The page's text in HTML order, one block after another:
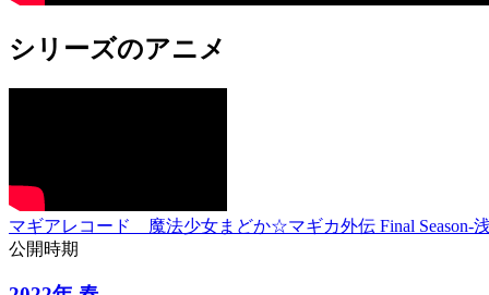
シリーズのアニメ
マギアレコード 魔法少女まどか☆マギカ外伝 Final Season‐
公開時期